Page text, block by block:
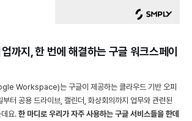
까지, 한 번에 해결하는 구글 워크스페이
Workspace)는 구글이 제공하는 클라우드 기반 오피
부터 공용 드라이브, 캘린더, 화상회의까지 업무와 관련된
요.한 마디로 우리가 자주 사용하는 구글 서비스들을 한데